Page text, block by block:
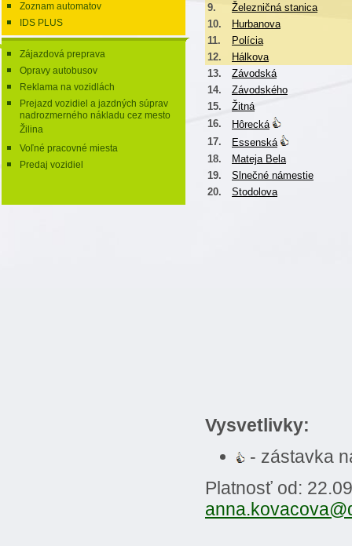
Zoznam automatov
IDS PLUS
Zájazdová preprava
Opravy autobusov
Reklama na vozidlách
Prejazd vozidiel a jazdných súprav
nadrozmerného nákladu cez mesto
Žilina
Voľné pracovné miesta
Predaj vozidiel
9.
Železničná stanica
10.
Hurbanova
11.
Polícia
12.
Hálkova
13.
Závodská
14.
Závodského
15.
Žitná
16.
Hôrecká
17.
Essenská
18.
Mateja Bela
19.
Slnečné námestie
20.
Stodolova
Vysvetlivky:
- zástavka
Platnosť od: